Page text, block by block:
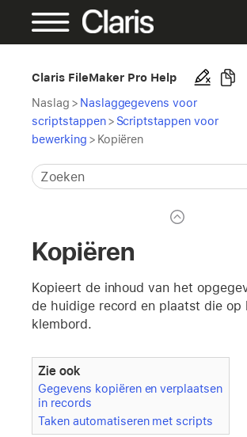
Claris FileMaker Pro Help
Naslag > Naslaggegevens voor
scriptstappen > Scriptstappen voor
bewerking > Kopiëren
Kopiëren
Kopieert de inhoud van het
de huidige record en plaatst die op
klembord.
Zie ook
Gegevens kopiëren en verplaatsen
in records
Taken automatiseren met scripts